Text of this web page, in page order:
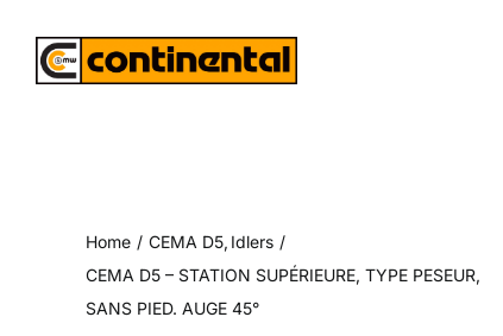
content
Home CEMA D5 Idlers
CEMA D5 – STATION SUPÉRIEURE, TYPE PESEUR,
SANS PIED. AUGE 45°